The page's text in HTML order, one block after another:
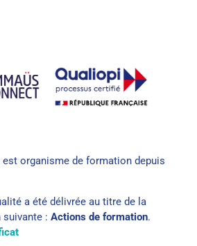
est organisme de formation depuis
a été délivrée au titre de la
suivante : Actions de formation.